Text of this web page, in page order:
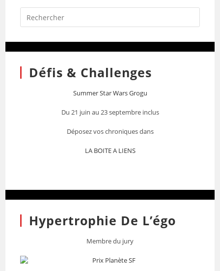
Défis & Challenges
Summer Star Wars Grogu
Du 21 juin au 23 septembre inclus
Déposez vos chroniques dans
LA BOITE A LIENS
Hypertrophie De L’égo
Membre du jury